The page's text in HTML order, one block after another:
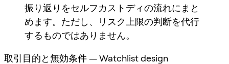
振り返りをセルフカストディの流れにまと
めます。ただし、リスク上限の判断を代行
するものではありません。
取引目的と無効条件 — Watchlist design